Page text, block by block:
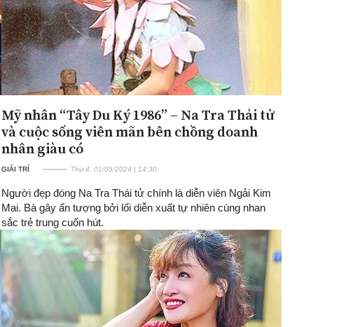
Mỹ nhân “Tây Du Ký 1986” – Na Tra Thải tử
và cuộc sống viên mãn bên chồng doanh
nhân giàu có
GIẢI TRÍ Thứ 4, 01/05/2024 | 14:30
Người đẹp đóng Na Tra Thái tử chính là diễn viên Ngải Kim
Mai. Bà gây ấn tượng bởi lối diễn xuất tự nhiên cùng nhan
sắc trẻ trung cuốn hút.